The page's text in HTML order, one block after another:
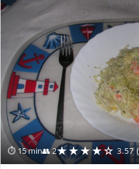
⏱ 15 min👥 2★★★★☆ 3.57